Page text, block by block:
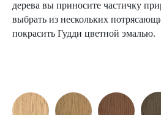
дерева вы приносите частичку
выбрать из нескольких
покрасить Гудди цветной эмалью.